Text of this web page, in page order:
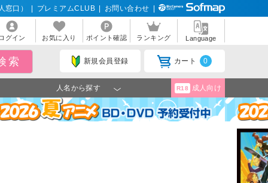
窓口） プレミアムCLUB お問い合わせ
グイン お気に入り ポイント確認 ランキング Language
新規会員登録 カート 0
人名から探す R18 成人向け